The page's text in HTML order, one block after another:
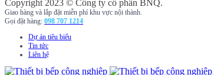
Copyright 2023 © Công ty cổ phần BNQ.
Giao hàng và lắp đặt miễn phí khu vực nội thành.
Gọi đặt hàng: 098 707 1214
Dự án tiêu biểu
Tin tức
Liên hệ